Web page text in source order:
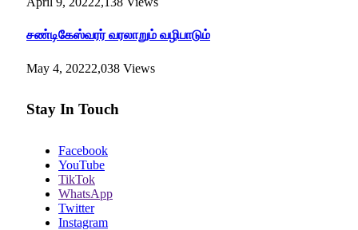
சண்டிகேஸ்வரர் வரலாறும் வழிபாடும்
May 4, 20222,038 Views
Stay In Touch
Facebook
YouTube
TikTok
WhatsApp
Twitter
Instagram